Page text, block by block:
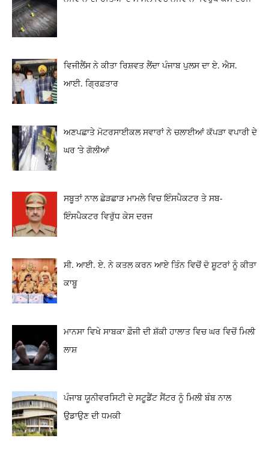
ਵਿਜੀਲੈਂਸ ਨੇ ਕੀਤਾ ਰਿਸ਼ਵਤ ਲੈਂਦਾ ਪੰਜਾਬ ਪੁਲਸ ਦਾ ਏ. ਐਸ.
ਆਈ. ਗ੍ਰਿਫ਼ਤਾਰ
ਅਣਪਛਾਤੇ ਮੋਟਰਸਾਈਕਲ ਸਵਾਰਾਂ ਨੇ ਚਲਾਈਆਂ ਕੱਪੜਾ ਵਪਾਰੀ ਦੇ
ਘਰ ‘ਤੇ ਗੋਲੀਆਂ
ਸਬੂਤਾਂ ਨਾਲ ਛੇੜਛਾੜ ਮਾਮਲੇ ਵਿਚ ਇੰਸਪੈਕਟਰ ਤੇ ਸਬ-
ਇੰਸਪੈਕਟਰ ਵਿਰੁੱਧ ਕੇਸ ਦਰਜ
ਸੀ. ਆਈ. ਏ. ਨੇ ਕਤਲ ਕਰਨ ਆਏ ਤਿੰਨ ਵਿਚੋਂ ਦੋ ਸ਼ੂਟਰਾਂ ਨੂੰ ਕੀਤਾ
ਕਾਬੂ
ਮਾਨਸਾ ਵਿਖੇ ਸਾਬਕਾ ਫ਼ੌਜੀ ਦੀ ਸ਼ੱਕੀ ਹਾਲਾਤ ਵਿਚ ਘਰ ਵਿਚੋਂ ਮਿਲੀ
ਲਾਸ਼
ਪੰਜਾਬ ਯੂਨੀਵਰਸਿਟੀ ਦੇ ਸਟੂਡੈਂਟ ਸੈਂਟਰ ਨੂੰ ਮਿਲੀ ਬੰਬ ਨਾਲ
ਉਡਾਉਣ ਦੀ ਧਮਕੀ